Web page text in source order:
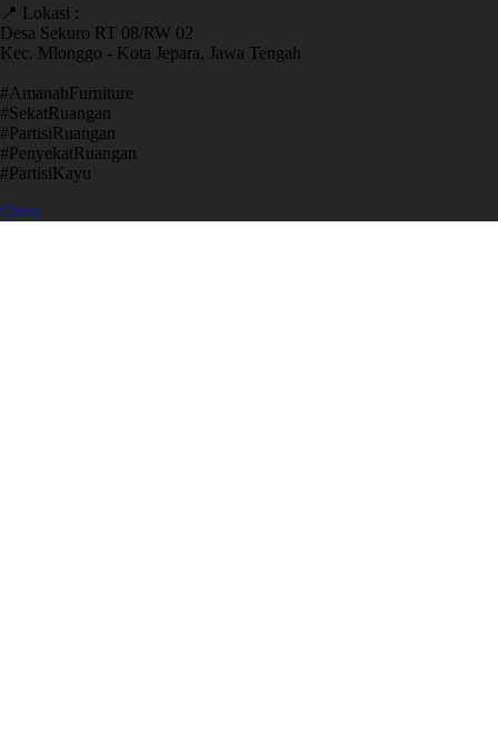
📍 Lokasi :
Desa Sekuro RT 08/RW 02
Kec. Mlonggo - Kota Jepara, Jawa Tengah
​#AmanahFurniture
​#SekatRuangan
​#PartisiRuangan
​#PenyekatRuangan
​#PartisiKayu
Open